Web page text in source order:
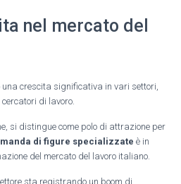
nel mercato del
una crescita significativa in vari settori,
di lavoro.
si distingue come polo di attrazione per
di figure specializzate è in
del mercato del lavoro italiano.
sta registrando un boom di